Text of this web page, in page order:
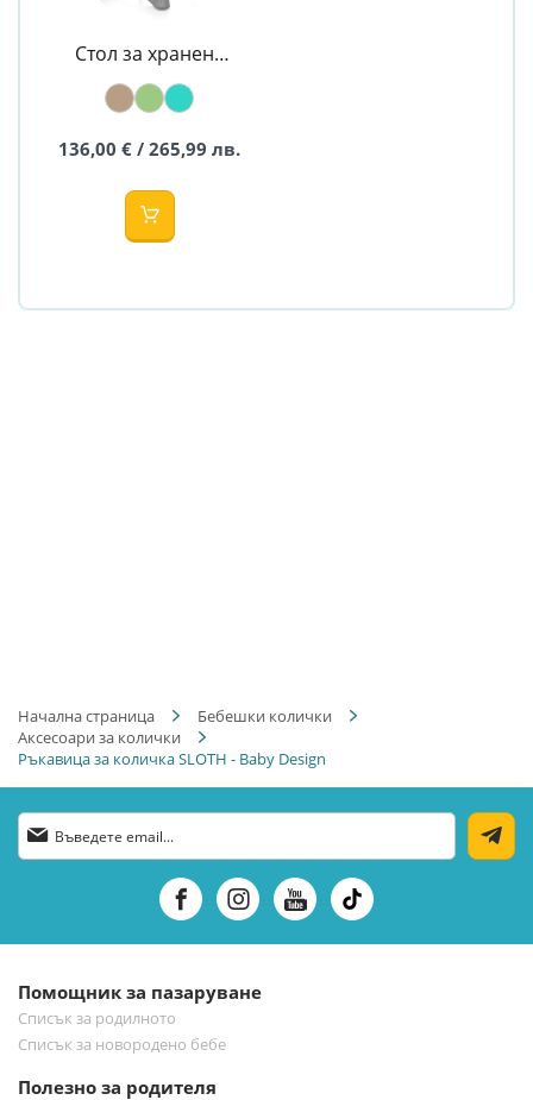
Начална страница
Бебешки колички
Аксесоари за колички
Ръкавица за количка SLOTH - Baby Design
Стол за хранене
PEPE - BABY
DESIGN
136,00 € / 265,99 лв.
Абонирай
се
бюлетин:
Помощник за пазаруване
Списък за родилното
Списък за новородено бебе
Полезно за родителя